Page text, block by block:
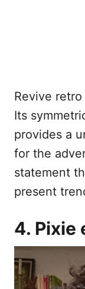
Revive
Its
provides a
for the
statement
present
4. Pixie